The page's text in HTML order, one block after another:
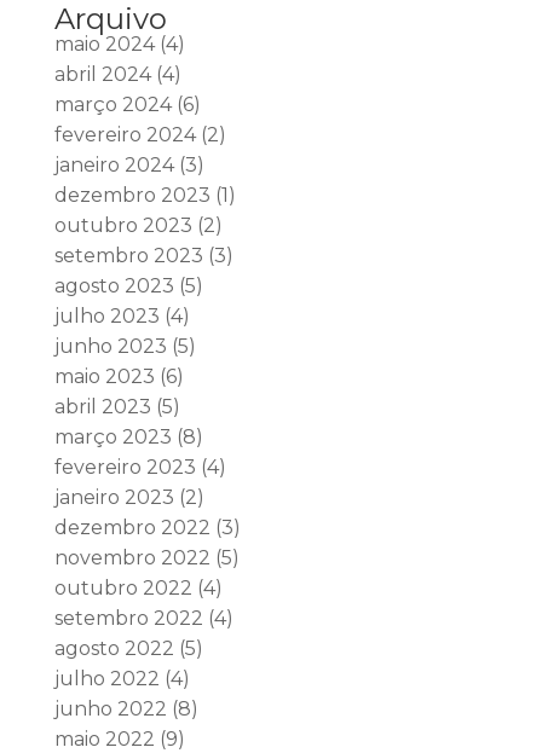
Arquivo
maio 2024(4)
abril 2024(4)
março 2024(6)
fevereiro 2024(2)
janeiro 2024(3)
dezembro 2023 (1)
outubro 2023 (2)
setembro 2023 (3)
agosto 2023 (5)
julho 2023 (4)
junho 2023 (5)
maio 2023 (6)
abril 2023 (5)
março 2023 (8)
fevereiro 2023 (4)
janeiro 2023 (2)
dezembro 2022 (3)
novembro 2022 (5)
outubro 2022 (4)
setembro 2022 (4)
agosto 2022 (5)
julho 2022 (4)
junho 2022 (8)
maio 2022 (9)